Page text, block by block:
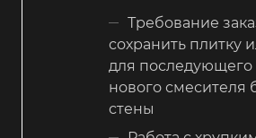
Требование
сохранить плитку
для
нового смесителя
стены